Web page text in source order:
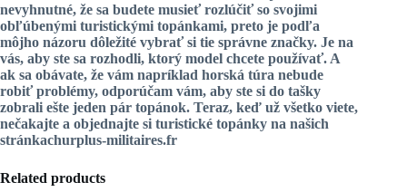
nevyhnutné, že sa budete musieť rozlúčiť so svojimi
obľúbenými turistickými topánkami, preto je podľa
môjho názoru dôležité vybrať si tie správne značky. Je na
vás, aby ste sa rozhodli, ktorý model chcete používať. A
ak sa obávate, že vám napríklad horská túra nebude
robiť problémy, odporúčam vám, aby ste si do tašky
zobrali ešte jeden pár topánok. Teraz, keď už všetko viete,
nečakajte a objednajte si turistické topánky na našich
stránkachurplus-militaires.fr
Related products